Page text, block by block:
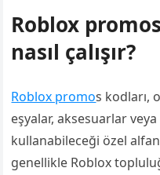
Roblox
nasıl çalışır?
Roblox promos kodları,
eşyalar, aksesuarlar
kullanabileceği özel
genellikle Roblox